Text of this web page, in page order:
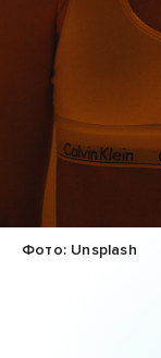
Фото: Unsplash